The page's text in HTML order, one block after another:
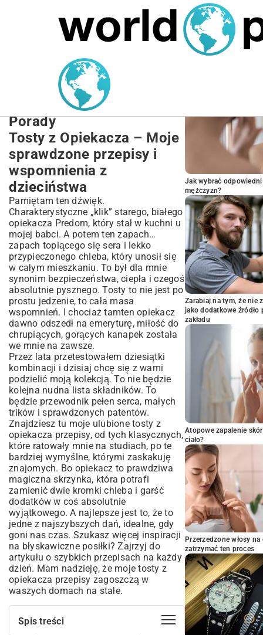
MARIUSZ ŁAMAGA 27.09.2025
Tosty z Opiekacza:
Najlepsze Tosty z
Opiekacza Przepisy i
Porady
Tosty z Opiekacza – Moje
sprawdzone przepisy i
wspomnienia z
dzieciństwa
Pamiętam ten dźwięk.
Charakterystyczne „klik” starego, białego
opiekacza Predom, który stał w kuchni u
mojej babci. A potem ten zapach…
zapach topiącego się sera i lekko
przypieczonego chleba, który unosił się
w całym mieszkaniu. To był dla mnie
synonim bezpieczeństwa, ciepła i czegoś
absolutnie pysznego. Tosty to nie jest po
prostu jedzenie, to cała masa
wspomnień. I chociaż tamten opiekacz
dawno odszedł na emeryturę, miłość do
chrupiących, gorących kanapek została
we mnie na zawsze.
Przez lata przetestowałem dziesiątki
kombinacji i dzisiaj chcę się z wami
podzielić moją kolekcją. To nie będzie
kolejna nudna lista składników. To
będzie przewodnik pełen serca, małych
trików i sprawdzonych patentów.
Znajdziesz tu moje ulubione tosty z
opiekacza przepisy, od tych klasycznych,
które ratowały mnie na studiach, po te
bardziej wymyślne, którymi zaskakuję
znajomych. Bo opiekacz to prawdziwa
magiczna skrzynka, która potrafi
zamienić dwie kromki chleba i garść
dodatków w coś absolutnie
wyjątkowego. A najlepsze jest to, że to
jedne z najszybszych dań, idealne, gdy
goni nas czas. Szukasz więcej inspiracji
na błyskawiczne posiłki? Zajrzyj do
artykułu o szybkich przepisach na każdy
dzień. Mam nadzieję, że moje tosty z
opiekacza przepisy zagoszczą w
waszych domach na stałe.
Spis treści
Jak wybrać
mężczyzn?
Zarabiaj na tym, że nie
jako dodatkowe
zakładu
Atopowe zapalenie
ciało?
Przerzedzone włosy
zatrzymać ten proces